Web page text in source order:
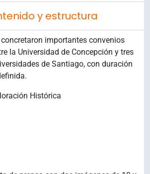
y estructura
concretaron importantes convenios
la Universidad de Concepción y tres
de Santiago, con duración
Histórica